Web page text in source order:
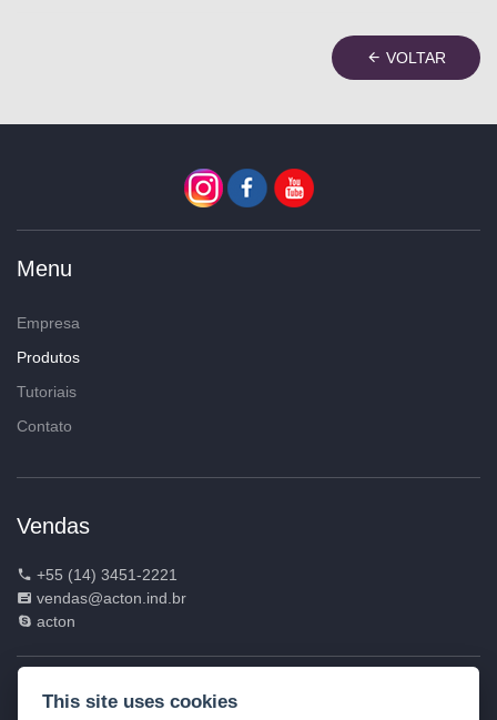
VOLTAR
Menu
Empresa
Produtos
Tutoriais
Contato
Vendas
+55 (14) 3451-2221
vendas@acton.ind.br
acton
ACTON INDÚSTRIA E COMÉRCIO DE
This site uses cookies